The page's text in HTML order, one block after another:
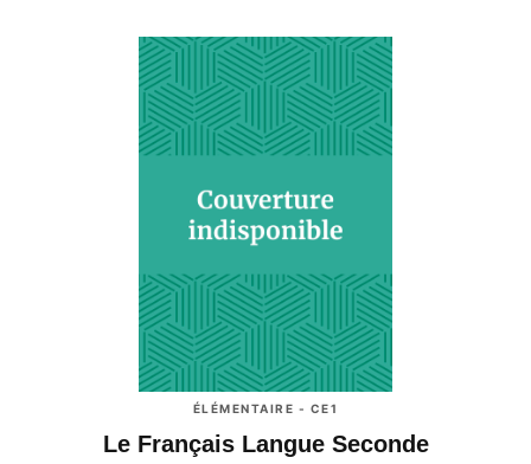
ÉLÉMENTAIRE - CE1
Le Français Langue Seconde